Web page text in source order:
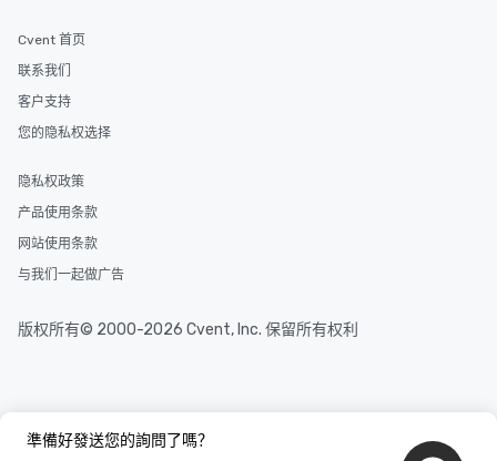
準備好發送您的詢問了嗎？
Cvent 首页
联系我们
客户支持
您的隐私权选择
隐私权政策
产品使用条款
网站使用条款
与我们一起做广告
版权所有© 2000-2026 Cvent, Inc. 保留所有权利